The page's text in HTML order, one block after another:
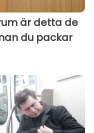
är detta de
du packar